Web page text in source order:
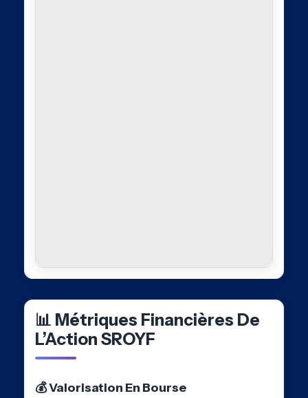
📊 Métriques Financières De
L’Action SROYF
💰 Valorisation En Bourse